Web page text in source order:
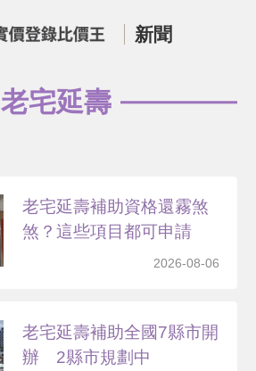
新聞
老宅延壽
老宅延壽補助資格還霧煞
煞？這些項目都可申請
2026-08-06
老宅延壽補助全國7縣市開
辦 2縣市規劃中